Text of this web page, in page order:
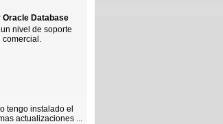
Oracle Database
nivel de soporte
tengo instalado el
actualizaciones ...